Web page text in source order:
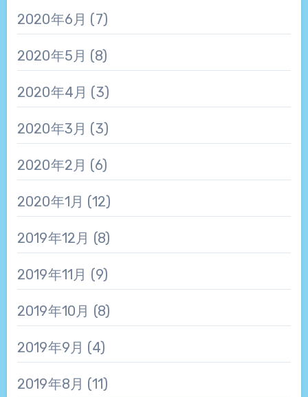
2020年6月 (7)
2020年5月 (8)
2020年4月 (3)
2020年3月 (3)
2020年2月 (6)
2020年1月 (12)
2019年12月 (8)
2019年11月 (9)
2019年10月 (8)
2019年9月 (4)
2019年8月 (11)